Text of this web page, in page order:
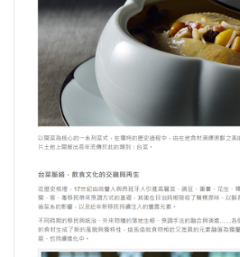
個人著作
活動實況記錄
媒體報導一覽
合作與代言
訂閱電子報